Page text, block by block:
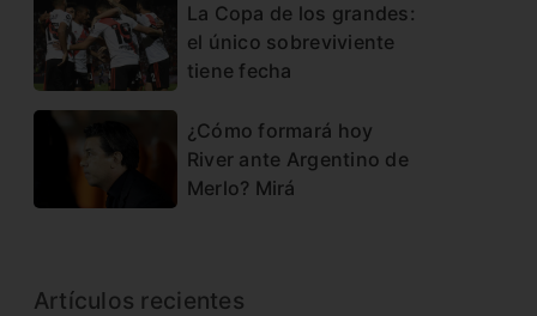
La Copa de los grandes:
el único sobreviviente
tiene fecha
¿Cómo formará hoy
River ante Argentino de
Merlo? Mirá
Artículos recientes